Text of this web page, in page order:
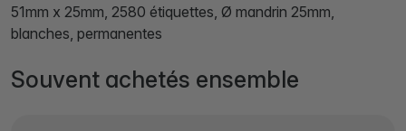
51mm x 25mm, 2580 étiquettes, Ø mandrin 25mm,
blanches, permanentes
Souvent achetés ensemble